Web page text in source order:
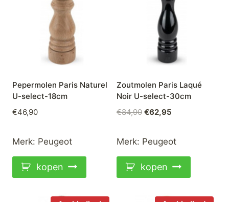
Pepermolen Paris Naturel
U-select-18cm
€46,90
Merk: Peugeot
kopen
Zoutmolen Paris Laqué
Noir U-select-30cm
€84,90 Oorspronkelijke
was:
€84,90.
€62,95
is:
Merk: Peugeot
kopen